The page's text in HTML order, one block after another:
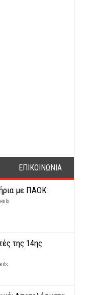
ΕΠΙΚΟΙΝΩΝΙΑ
με ΠΑΟΚ
της 14ης